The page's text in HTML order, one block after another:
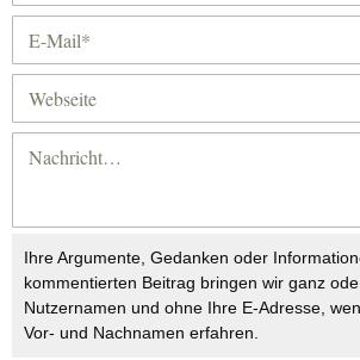
Ihre Argumente, Gedanken oder
kommentierten Beitrag bringen wir ganz
Nutzernamen und ohne Ihre E-Adresse,
Vor- und Nachnamen erfahren.